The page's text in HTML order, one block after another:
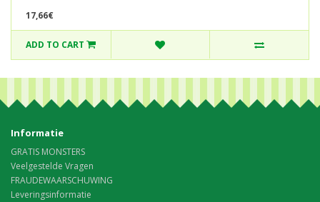
17,66€
ADD TO CART
Informatie
GRATIS MONSTERS
Veelgestelde Vragen
FRAUDEWAARSCHUWING
Leveringsinformatie